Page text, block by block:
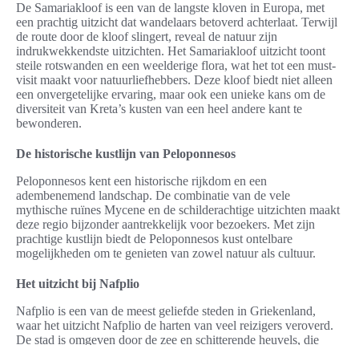
De Samariakloof is een van de langste kloven in Europa, met
een prachtig uitzicht dat wandelaars betoverd achterlaat. Terwijl
de route door de kloof slingert, reveal de natuur zijn
indrukwekkendste uitzichten. Het Samariakloof uitzicht toont
steile rotswanden en een weelderige flora, wat het tot een must-
visit maakt voor natuurliefhebbers. Deze kloof biedt niet alleen
een onvergetelijke ervaring, maar ook een unieke kans om de
diversiteit van Kreta’s kusten van een heel andere kant te
bewonderen.
De historische kustlijn van Peloponnesos
Peloponnesos kent een historische rijkdom en een
adembenemend landschap. De combinatie van de vele
mythische ruïnes Mycene en de schilderachtige uitzichten maakt
deze regio bijzonder aantrekkelijk voor bezoekers. Met zijn
prachtige kustlijn biedt de Peloponnesos kust ontelbare
mogelijkheden om te genieten van zowel natuur als cultuur.
Het uitzicht bij Nafplio
Nafplio is een van de meest geliefde steden in Griekenland,
waar het uitzicht Nafplio de harten van veel reizigers veroverd.
De stad is omgeven door de zee en schitterende heuvels, die